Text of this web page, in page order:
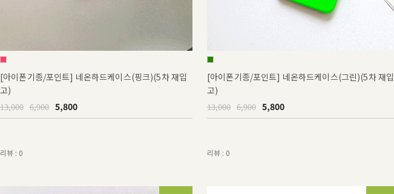
[아이폰기종/포인트] 네온하드케이스(핑크)(5차 재입
고)
13,000 6,900 5,800
리뷰 : 0
[아이폰기종/포인트] 네온하드케이스(그린)(5차 재입
고)
13,000 6,900 5,800
리뷰 : 0